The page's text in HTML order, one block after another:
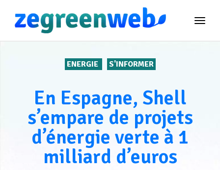
ENERGIE S'INFORMER
En Espagne, Shell
s’empare de projets
d’énergie verte à 1
milliard d’euros